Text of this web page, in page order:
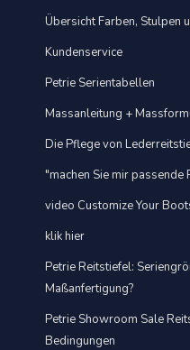
Übersicht Farben, Stulpen
Kundenservice
Petrie Serientabellen
Massanleitung +
Die Pflege von
"machen Sie mir passende
video Customize Your
klik hier
Petrie Reitstiefel:
Maßanfertigung?
Petrie Showroom Sale
Bedingungen